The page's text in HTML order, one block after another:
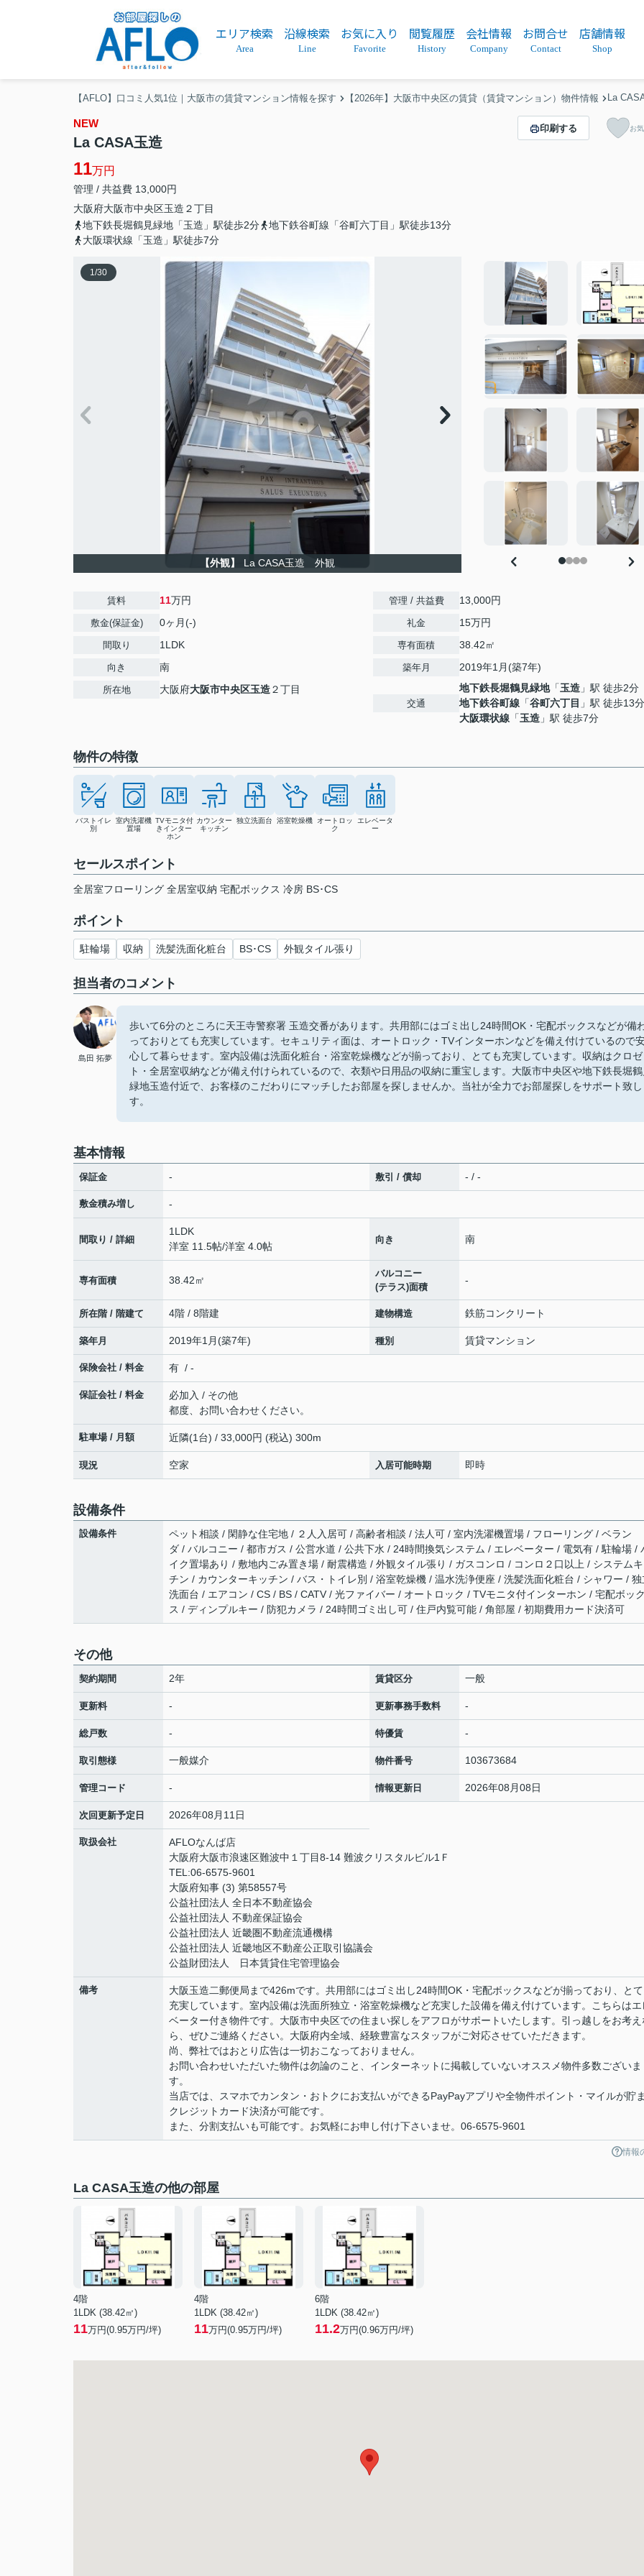
エリア検索
Area
沿線検索
Line
お気に入り
Favorite
閲覧履歴
History
会社情報
Company
お問合せ
Contact
店舗情報
Shop
【AFLO】口コミ人気1位｜大阪市の賃貸マンション情報を探す 【2026年】大阪市中央区の賃貸（賃貸マンション）物件情報 La
NEW
La CASA玉造
11万円
管理 / 共益費 13,000円
大阪府大阪市中央区玉造 ２丁目
地下鉄長堀鶴見緑地「玉造」駅徒歩2分
地下鉄谷町線「谷町六丁目」駅徒歩13分
大阪環状線「玉造」駅徒歩7分
印刷する お
1/30
【外観】 La CASA玉造 外観
賃料 11万円
敷金(保証金) 0ヶ月(-)
間取り 1LDK
向き 南
所在地 大阪府大阪市中央区玉造２丁目
管理 / 共益費 13,000円
礼金 15万円
専有面積 38.42㎡
築年月 2019年1月(築7年)
交通
地下鉄長堀鶴見緑地「玉造 」駅 徒歩2分
地下鉄谷町線 「谷町六丁目 」駅 徒歩13分
大阪環状線 「玉造 」駅 徒歩7分
物件の特徴
バストイレ
別
室内洗濯機
置場
TVモニタ付
きインター
ホン
カウンター
キッチン
独立洗面台 浴室乾燥機
オートロッ
ク
エレベータ
ー
セールスポイント
全居室フローリング 全居室収納 宅配ボックス 冷房 BS･CS
ポイント
駐輪場 収納 洗髪洗面化粧台 BS･CS 外観タイル張り
担当者のコメント
島田 拓夢
歩いて6分のところに天王寺警察署 玉造交番があります。共用部にはゴミ出し24時間OK・宅配ボックスなどが備
っておりとても充実しています。セキュリティ面は、オートロック・TVインターホンなどを備え付けているので
心して暮らせます。室内設備は洗面化粧台・浴室乾燥機などが揃っており、とても充実しています。収納はクロ
ト・全居室収納などが備え付けられているので、衣類や日用品の収納に重宝します。大阪市中央区や地下鉄長堀
緑地玉造付近で、お客様のこだわりにマッチしたお部屋を探しませんか。当社が全力でお部屋探しをサポート致
す。
基本情報
保証金 - 敷引 / 償却 - / -
敷金積み増し -
間取り / 詳細
1LDK
洋室 11.5帖/洋室 4.0帖
向き 南
専有面積 38.42㎡
バルコニー
(テラス)面積
-
所在階 / 階建て 4階 / 8階建 建物構造 鉄筋コンクリート
築年月 2019年1月(築7年) 種別 賃貸マンション
保険会社 / 料金 有 / -
保証会社 / 料金
必加入 / その他
都度、お問い合わせください。
駐車場 / 月額 近隣(1台) / 33,000円 (税込) 300m
現況 空家 入居可能時期 即時
設備条件
設備条件
ペット相談 / 閑静な住宅地 / ２人入居可 / 高齢者相談 / 法人可 / 室内洗濯機置場 / フローリング / ベラン
ダ / バルコニー / 都市ガス / 公営水道 / 公共下水 / 24時間換気システム / エレベーター / 電気有 / 駐輪場 /
イク置場あり / 敷地内ごみ置き場 / 耐震構造 / 外観タイル張り / ガスコンロ / コンロ２口以上 / システム
チン / カウンターキッチン / バス・トイレ別 / 浴室乾燥機 / 温水洗浄便座 / 洗髪洗面化粧台 / シャワー / 独
洗面台 / エアコン / CS / BS / CATV / 光ファイバー / オートロック / TVモニタ付インターホン / 宅配ボッ
ス / ディンプルキー / 防犯カメラ / 24時間ゴミ出し可 / 住戸内覧可能 / 角部屋 / 初期費用カード決済可
その他
契約期間 2年 賃貸区分 一般
更新料 - 更新事務手数料 -
総戸数 - 特優賃 -
取引態様 一般媒介 物件番号 103673684
管理コード - 情報更新日 2026年08月08日
次回更新予定日 2026年08月11日
取扱会社
AFLOなんば店
大阪府大阪市浪速区難波中１丁目8-14 難波クリスタルビル1Ｆ
TEL:06-6575-9601
大阪府知事 (3) 第58557号
公益社団法人 全日本不動産協会
公益社団法人 不動産保証協会
公益社団法人 近畿圏不動産流通機構
公益社団法人 近畿地区不動産公正取引協議会
公益財団法人 日本賃貸住宅管理協会
備考
大阪玉造二郵便局まで426mです。共用部にはゴミ出し24時間OK・宅配ボックスなどが揃っており、と
充実しています。室内設備は洗面所独立・浴室乾燥機など充実した設備を備え付けています。こちらはエ
ベーター付き物件です。大阪市中央区での住まい探しをアフロがサポートいたします。引っ越しをお考え
ら、ぜひご連絡ください。大阪府内全域、経験豊富なスタッフがご対応させていただきます。
尚、弊社ではおとり広告は一切おこなっておりません。
お問い合わせいただいた物件は勿論のこと、インターネットに掲載していないオススメ物件多数ございま
す。
当店では、スマホでカンタン・おトクにお支払いができるPayPayアプリや全物件ポイント・マイルが貯
クレジットカード決済が可能です。
また、分割支払いも可能です。お気軽にお申し付け下さいませ。06-6575-9601
情報
La CASA玉造の他の部屋
4階
1LDK (38.42㎡)
11万円(0.95万円/坪)
4階
1LDK (38.42㎡)
11万円(0.95万円/坪)
6階
1LDK (38.42㎡)
11.2万円(0.96万円/坪)